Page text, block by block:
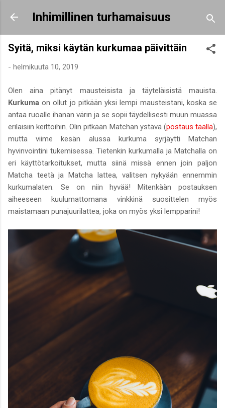
Siirry pääsisältöön
Inhimillinen turhamaisuus
Syitä, miksi käytän kurkumaa päivittäin
- helmikuuta 10, 2019
Olen aina pitänyt mausteisista ja täyteläisistä mauista.
Kurkumaon ollut jo pitkään yksi lempi mausteistani, koska se
antaa ruoalle ihanan värin ja se sopii täydellisesti muun muassa
erilaisiin keittoihin. Olin pitkään Matchan ystävä (postaus täällä),
mutta viime kesän alussa kurkuma syrjäytti Matchan
hyvinvointini tukemisessa. Tietenkin kurkumalla ja Matchalla on
eri käyttötarkoitukset, mutta siinä missä ennen join paljon
Matcha teetä ja Matcha lattea, valitsen nykyään ennemmin
kurkumalaten. Se on niin hyvää! Mitenkään postauksen
aiheeseen kuulumattomana vinkkinä suosittelen myös
maistamaan punajuurilattea, joka on myös yksi lempparini!